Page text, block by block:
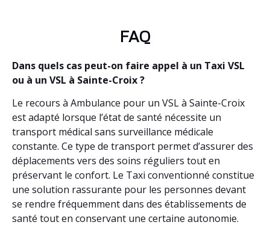
FAQ
Dans quels cas peut-on faire appel à un Taxi VSL
ou à un VSL à Sainte-Croix ?
Le recours à Ambulance pour un VSL à Sainte-Croix
est adapté lorsque l’état de santé nécessite un
transport médical sans surveillance médicale
constante. Ce type de transport permet d’assurer des
déplacements vers des soins réguliers tout en
préservant le confort. Le Taxi conventionné constitue
une solution rassurante pour les personnes devant
se rendre fréquemment dans des établissements de
santé tout en conservant une certaine autonomie.